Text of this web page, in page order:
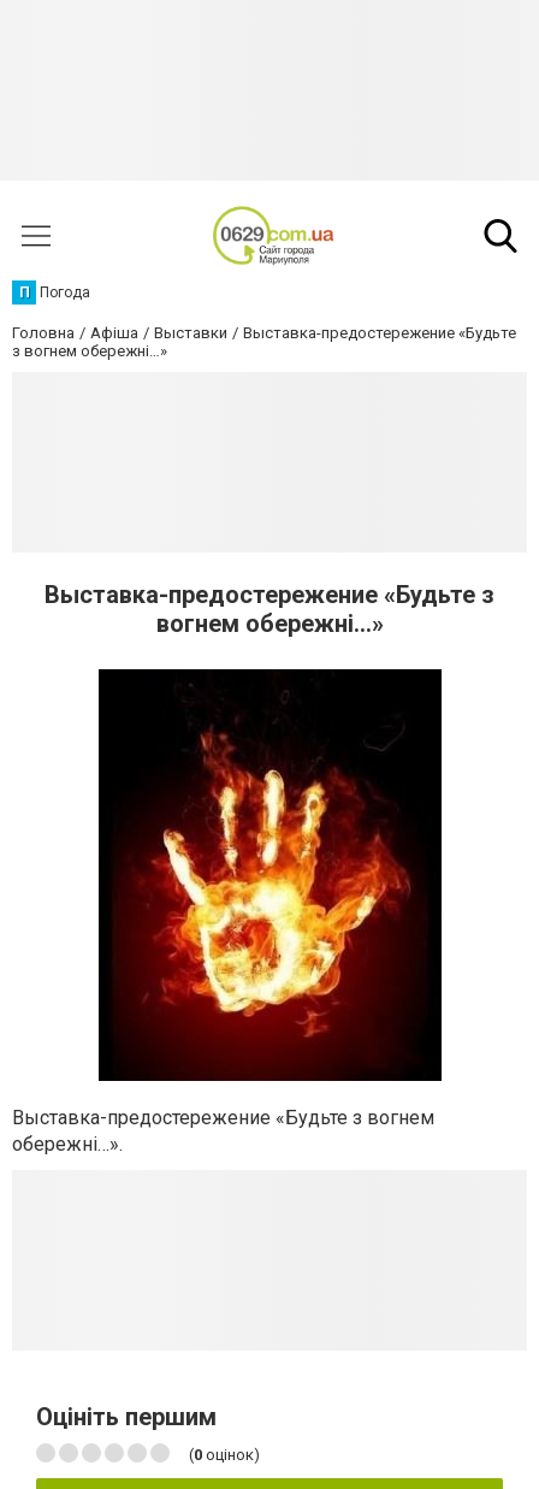
П Погода
Головна Афіша Выставки
Выставка-предостережение «Будьте
з вогнем обережні…»
Выставка-предостережение «Будьте з
вогнем обережні…»
Выставка-предостережение «Будьте з вогнем
обережні…».
Оцініть першим
(0 оцінок)